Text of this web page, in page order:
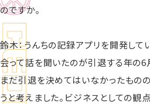
のですか。
鈴木：うんちの記録アプリを開発して
会って話を聞いたのが引退する年の6
まだ引退を決めてはいなかったもの
うと考えました。ビジネスとしての観